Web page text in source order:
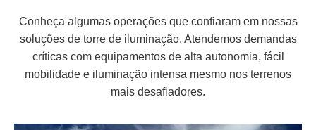
Conheça algumas operações que confiaram em nossas
soluções de torre de iluminação. Atendemos demandas
críticas com equipamentos de alta autonomia, fácil
mobilidade e iluminação intensa mesmo nos terrenos
mais desafiadores.